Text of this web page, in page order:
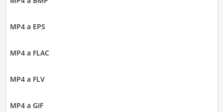
MP4 a EPS
MP4 a FLAC
MP4 a FLV
MP4 a GIF